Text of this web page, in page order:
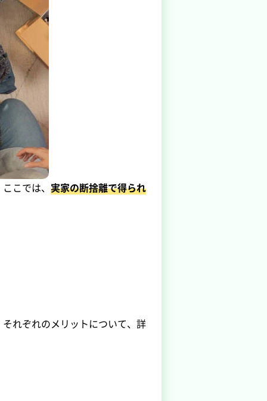
こでは、 実家の断捨離で得られ
れぞれのメリットについて、詳